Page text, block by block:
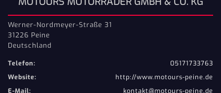
Werner-Nordmeyer-Straße 31
31226 Peine
Deutschland
Telefon:
05171733763
Website:
http://www.motours-peine.de
E-Mail:
kontakt@motours-peine.de